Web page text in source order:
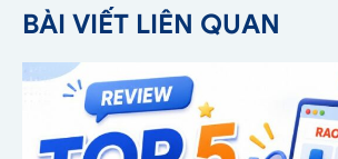
BÀI VIẾT LIÊN QUAN